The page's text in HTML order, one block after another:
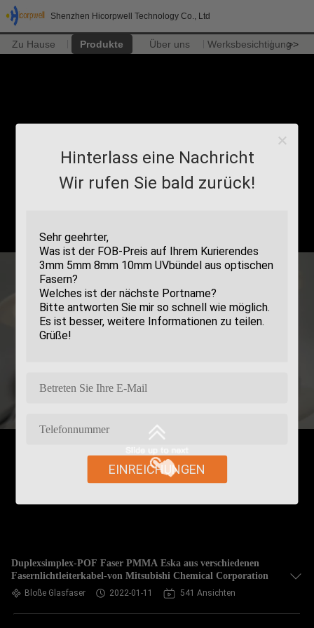
Shenzhen Hicorpwell Technology Co., Ltd
Zu Hause Produkte Über uns Werksbesichtigung>>
Hinterlass eine Nachricht
Wir rufen Sie bald zurück!
EINREICHUNGEN
Duplexsimplex-POF Faser PMMA Eska aus verschiedenen
Fasernlichtleiterkabel-von Mitsubishi Chemical Corporation
Bloße Glasfaser 2022-01-11 541 Ansichten